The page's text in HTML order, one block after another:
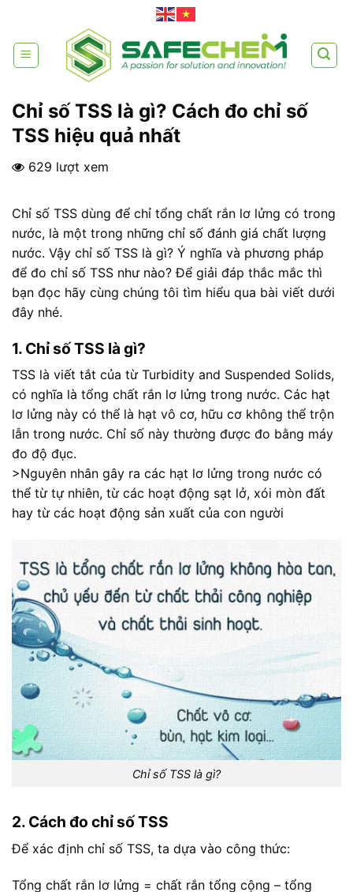
content
Chỉ số TSS là gì? Cách đo chỉ số
TSS hiệu quả nhất
629 lượt xem
Chỉ số TSS dùng để chỉ tổng chất rắn lơ lửng có trong
nước, là một trong những chỉ số đánh giá chất lượng
nước. Vậy chỉ số TSS là gì? Ý nghĩa và phương pháp
để đo chỉ số TSS như nào? Để giải đáp thắc mắc thì
bạn đọc hãy cùng chúng tôi tìm hiểu qua bài viết dưới
đây nhé.
1. Chỉ số TSS là gì?
TSS là viết tắt của từ Turbidity and Suspended Solids,
có nghĩa là tổng chất rắn lơ lửng trong nước. Các hạt
lơ lửng này có thể là hạt vô cơ, hữu cơ không thể trộn
lẫn trong nước. Chỉ số này thường được đo bằng máy
đo độ đục.
>Nguyên nhân gây ra các hạt lơ lửng trong nước có
thể từ tự nhiên, từ các hoạt động sạt lở, xói mòn đất
hay từ các hoạt động sản xuất của con người
Chỉ số TSS là gì?
2. Cách đo chỉ số TSS
Để xác định chỉ số TSS, ta dựa vào công thức:
Tổng chất rắn lơ lửng = chất rắn tổng cộng – tổng